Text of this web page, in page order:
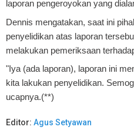
laporan pengeroyokan yang
Dennis mengatakan, saat ini
penyelidikan atas laporan
melakukan pemeriksaan
"Iya (ada laporan), laporan ini
kita lakukan penyelidikan.
ucapnya.(**)
Editor: Agus Setyawan